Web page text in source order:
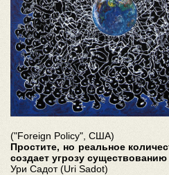
("Foreign Policy", США)
Простите, но реальное
создает угрозу
Ури Садот (Uri Sadot)